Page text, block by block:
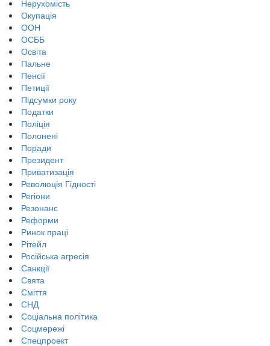
Нерухомість
Окупація
ООН
ОСББ
Освіта
Пальне
Пенсії
Петиції
Підсумки року
Податки
Поліція
Полонені
Поради
Президент
Приватизація
Революція Гідності
Регіони
Резонанс
Реформи
Ринок праці
Рітейл
Російська агресія
Санкції
Свята
Сміття
СНД
Соціальна політика
Соцмережі
Спецпроект